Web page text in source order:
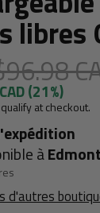
libres
(21%)
at checkout.
à
d'autres